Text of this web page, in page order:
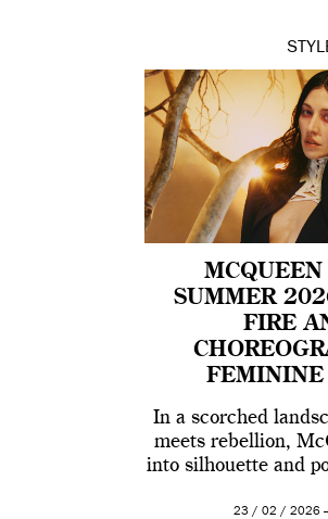
MCQUEEN
SUMMER
FIRE
FEMININE
In a scorched
meets rebellion,
into silhouette and
23 / 02 /